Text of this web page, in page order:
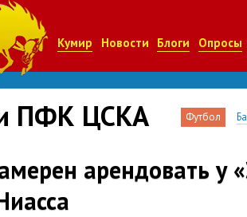
Кумир Новости Блоги Опросы
ПФК ЦСКА Футбол
арендовать у